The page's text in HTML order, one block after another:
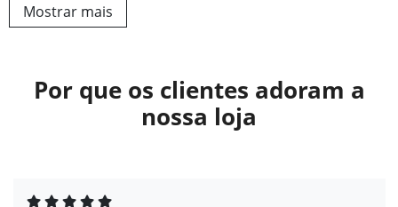
Mostrar mais
Por que os clientes adoram a
nossa loja